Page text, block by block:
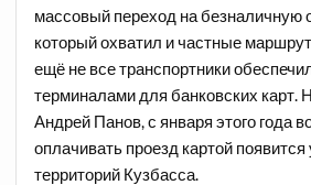
массовый переход на безналичную
который охватил и частные
ещё не все транспортники
терминалами для банковских карт.
Андрей Панов, с января этого года
оплачивать проезд картой
территорий Кузбасса.